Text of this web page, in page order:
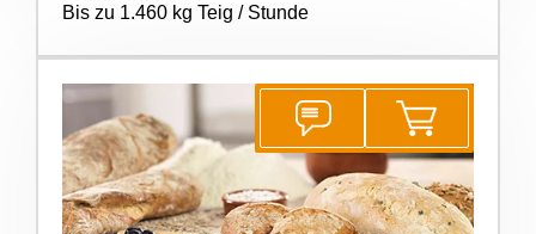
Bis zu 1.460 kg Teig / Stunde